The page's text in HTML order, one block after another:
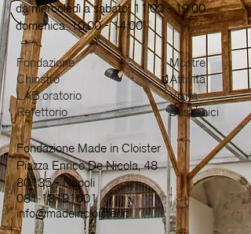
da mercoledì a sabato: 11:00 - 19:00
domenica: 10:00 - 14:00
Fondazione
Chiostro
LAB.oratorio
Refettorio
Mostre
Attività
Visita
Sostienici
Fondazione Made in Cloister
Piazza Enrico De Nicola, 48
80135 - Napoli
081 18191601
info@madeincloister.it